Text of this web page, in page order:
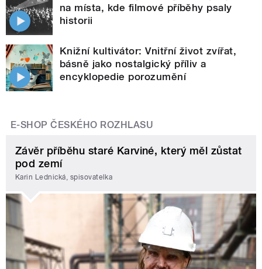
na místa, kde filmové příběhy psaly
historii
Knižní kultivátor: Vnitřní život zvířat,
básně jako nostalgický příliv a
encyklopedie porozumění
E-SHOP ČESKÉHO ROZHLASU
Závěr příběhu staré Karviné, který měl zůstat
pod zemí
Karin Lednická, spisovatelka